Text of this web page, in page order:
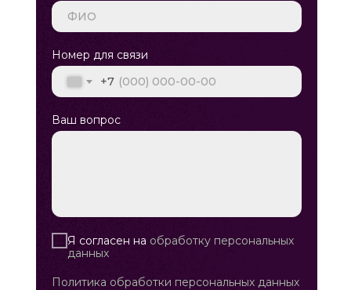
Номер для связи
+7
Ваш вопрос
Я согласен на обработку персональных
данных
Политика обработки персональных данных